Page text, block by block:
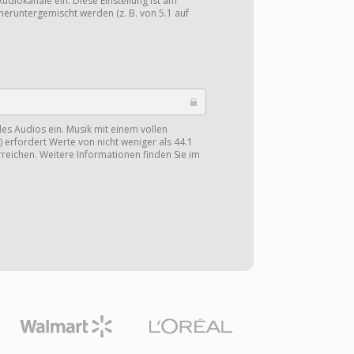
werden (z. B. von 5.1 auf
Audios ein. Musik mit einem vollen
erfordert Werte von nicht weniger als 44.1
Weitere Informationen finden Sie im